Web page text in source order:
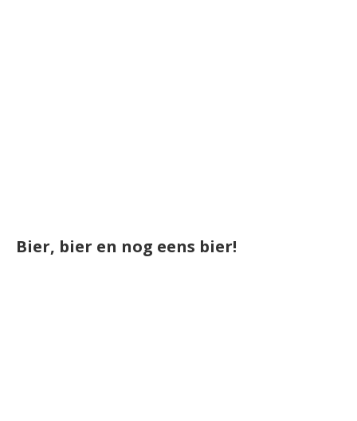
Bier, bier en nog eens bier!